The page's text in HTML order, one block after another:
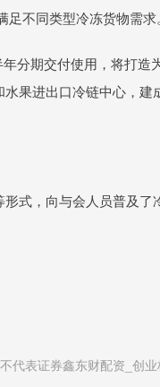
不同类型冷冻货物需求。
分期交付使用，将打造
果进出口冷链中心，建
式，向与会人员普及
代表证券鑫东财配资_创